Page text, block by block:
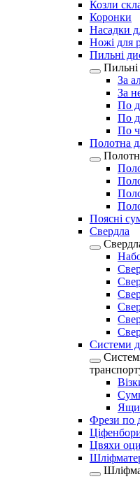
Козли
Коронки
Насадки
Ножі для
Пильні
За
За
По
По
По
Полотна
Поясні
Свердла
Системи
Фрези по
Цвяхи